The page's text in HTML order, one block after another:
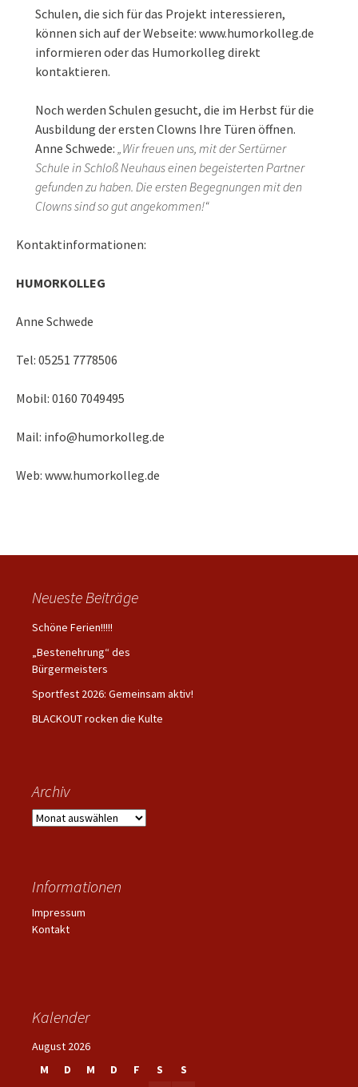
Schulen, die sich für das Projekt interessieren,
können sich auf der Webseite:www.humorkolleg.de
informieren oder das Humorkolleg direkt
kontaktieren.
Noch werden Schulen gesucht, die im Herbst für die
Ausbildung der ersten Clowns Ihre Türen öffnen.
Anne Schwede: „Wir freuen uns, mit der Sertürner
Schule in Schloß Neuhaus einen begeisterten Partner
gefunden zu haben. Die ersten Begegnungen mit den
Clowns sind so gut angekommen!“
Kontaktinformationen:
HUMORKOLLEG
Anne Schwede
Tel: 05251 7778506
Mobil: 0160 7049495
Mail: info@humorkolleg.de
Web: www.humorkolleg.de
Neueste Beiträge
Schöne Ferien!!!!!
„Bestenehrung“ des
Bürgermeisters
Sportfest 2026: Gemeinsam aktiv!
BLACKOUT rocken die Kulte
Archiv
Archiv
Informationen
Impressum
Kontakt
Kalender
August 2026
M
D M D F S
S